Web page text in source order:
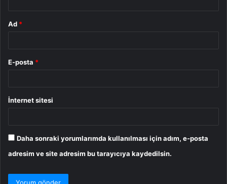
Ad *
E-posta *
İnternet sitesi
Daha sonraki yorumlarımda kullanılması için adım, e-posta
adresim ve site adresim bu tarayıcıya kaydedilsin.